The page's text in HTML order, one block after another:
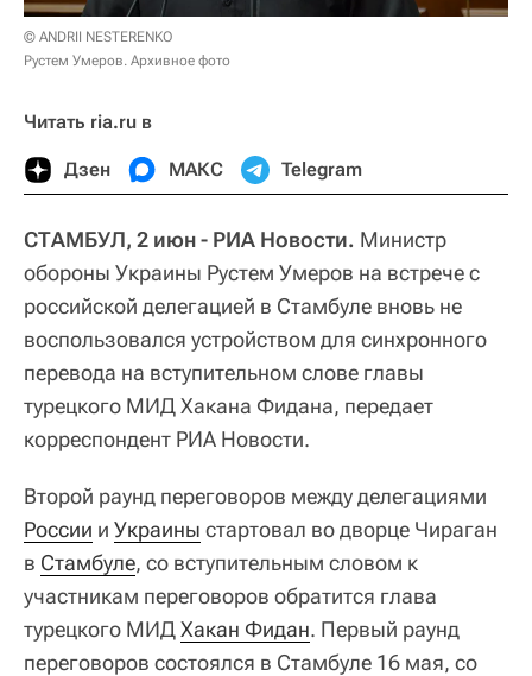
© ANDRII NESTERENKO
Рустем Умеров. Архивное фото
Читать ria.ru в
Дзен МАКС Telegram
СТАМБУЛ, 2 июн - РИА Новости. Министр
обороны Украины Рустем Умеров на встрече с
российской делегацией в Стамбуле вновь не
воспользовался устройством для синхронного
перевода на вступительном слове главы
турецкого МИД Хакана Фидана, передает
корреспондент РИА Новости.
Второй раунд переговоров между делегациями
России и Украины стартовал во дворце Чираган
в Стамбуле, со вступительным словом к
участникам переговоров обратится глава
турецкого МИДХакан Фидан. Первый раунд
переговоров состоялся в Стамбуле 16 мая, со